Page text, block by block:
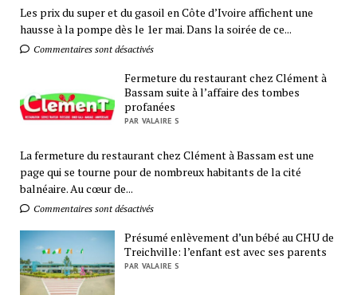
Les prix du super et du gasoil en Côte d’Ivoire affichent une
hausse à la pompe dès le 1er mai. Dans la soirée de ce...
Commentaires sont désactivés
Fermeture du restaurant chez Clément à
Bassam suite à l’affaire des tombes
profanées
PAR VALAIRE S
La fermeture du restaurant chez Clément à Bassam est une
page qui se tourne pour de nombreux habitants de la cité
balnéaire. Au cœur de...
Commentaires sont désactivés
Présumé enlèvement d’un bébé au CHU de
Treichville: l’enfant est avec ses parents
PAR VALAIRE S